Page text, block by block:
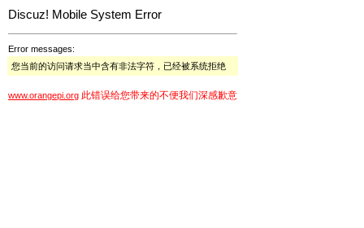
Discuz! Mobile System Error
Error messages:
您当前的访问请求当中含有非法字符，已经被系统拒绝
www.orangepi.org 此错误给您带来的不便我们深感歉意